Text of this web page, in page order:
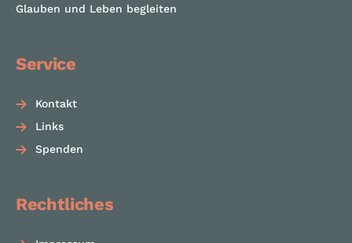
Glauben und Leben begleiten
Service
Kontakt
Links
Spenden
Rechtliches